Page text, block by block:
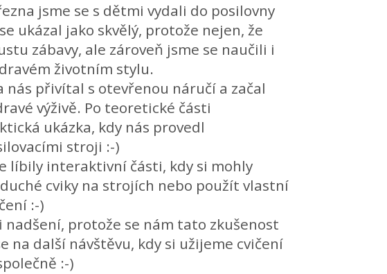
jsme se s dětmi vydali do posilovny
ukázal jako skvělý, protože nejen, že
zábavy, ale zároveň jsme se naučili i
životním stylu.
nás přivítal s otevřenou náručí a začal
výživě. Po teoretické části
ukázka, kdy nás provedl
stroji :-)
líbily interaktivní části, kdy si mohly
cviky na strojích nebo použít vlastní
:-)
nadšení, protože se nám tato zkušenost
na další návštěvu, kdy si užijeme cvičení
:-)